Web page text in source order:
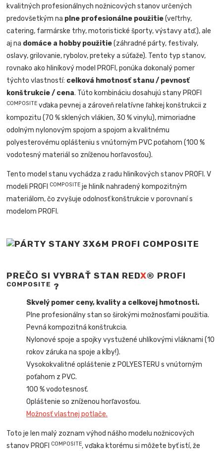
kvalitných profesionálnych nožnicových stanov určených
predovšetkým na plne profesionálne použitie(veľtrhy,
catering, farmárske trhy, motoristické športy, výstavy atď.), ale
aj na domáce a hobby použitie(záhradné párty, festivaly,
oslavy, grilovanie, rybolov, preteky a súťaže). Tento typ stanov,
rovnako ako hliníkový model PROFI, ponúka dokonalý pomer
týchto vlastností: celková hmotnosť stanu / pevnosť
konštrukcie / cena. Túto kombináciu dosahujú stany PROFI
COMPOSITE vďaka pevnej a zároveň relatívne ľahkej konštrukcii z
kompozitu (70 % sklených vlákien, 30 % vinylu), mimoriadne
odolným nylonovým spojom a spojom a kvalitnému
polyesterovému oplášteniu s vnútorným PVC poťahom (100 %
vodotesný materiál so zníženou horľavosťou).
Tento model stanu vychádza z radu hliníkových stanov PROFI. V
modeli PROFI
COMPOSITE je hliník nahradený kompozitným
materiálom, čo zvyšuje odolnosť konštrukcie v porovnaní s
modelom PROFI.
PREČO SI VYBRAŤ STAN REDX® PROFI
COMPOSITE ?
Skvelý pomer ceny, kvality a celkovej hmotnosti.
Plne profesionálny stan so širokými možnosťami použitia.
Pevná kompozitná konštrukcia.
Nylonové spoje a spojky vystužené uhlíkovými vláknami (10
rokov záruka na spoje a kĺby!).
Vysokokvalitné opláštenie z POLYESTERU s vnútorným
poťahom z PVC.
100 % vodotesnosť.
Opláštenie so zníženou horľavosťou.
Možnosť vlastnej potlače.
Toto je len malý zoznam výhod nášho modelu nožnicových
stanov PROFI
COMPOSITE, vďaka ktorému si môžete byť istí, že